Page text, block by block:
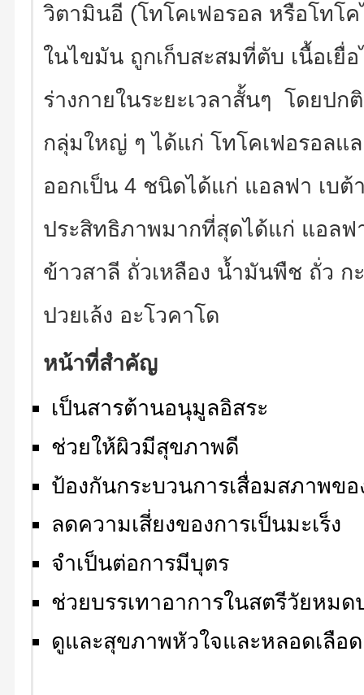
วิตามินอี (โทโคเฟอรอล หรือโทโ
ในไขมัน ถูกเก็บสะสมที่ตับ เนื้อเยื่
ร่างกายในระยะเวลาสั้นๆ โดยป
กลุ่มใหญ่ ๆ ได้แก่ โทโคเฟอรอลแ
ออกเป็น 4 ชนิดได้แก่ แอลฟา เบ
ประสิทธิภาพมากที่สุดได้แก่ แอล
ข้าวสาลี ถั่วเหลือง น้ำมันพืช ถั่ว
ปวยเล้ง อะโวคาโด
หน้าที่สำคัญ
เป็นสารต้านอนุมูลอิสระ
ช่วยให้ผิวมีสุขภาพดี
ป้องกันกระบวนการเสื่อมสภาพขอ
ลดความเสี่ยงของการเป็นมะเร็ง
จำเป็นต่อการมีบุตร
ช่วยบรรเทาอาการในสตรีวัยหมด
ดูและสุขภาพหัวใจและหลอดเลือด